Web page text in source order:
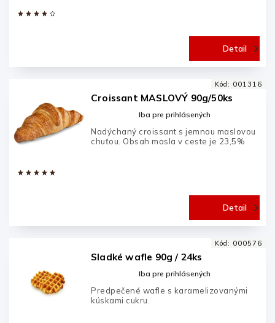
Detail
Croissant MASLOVÝ 90g/50ks
Iba pre prihlásených
Detail
Nadýchaný croissant s jemnou maslovou
chuťou. Obsah masla v ceste je 23,5%
Kód: 001316
Sladké wafle 90g / 24ks
Iba pre prihlásených
Predpečené wafle s karamelizovanými
kúskami cukru.
Kód: 000576